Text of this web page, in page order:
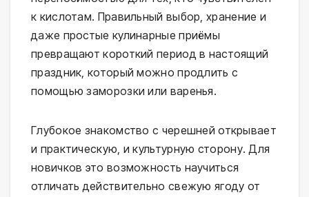
к кислотам. Правильный выбор, хранение и
даже простые кулинарные приёмы
превращают короткий период в настоящий
праздник, который можно продлить с
помощью заморозки или варенья.
Глубокое знакомство с черешней открывает
и практическую, и культурную сторону. Для
новичков это возможность научиться
отличать действительно свежую ягоду от